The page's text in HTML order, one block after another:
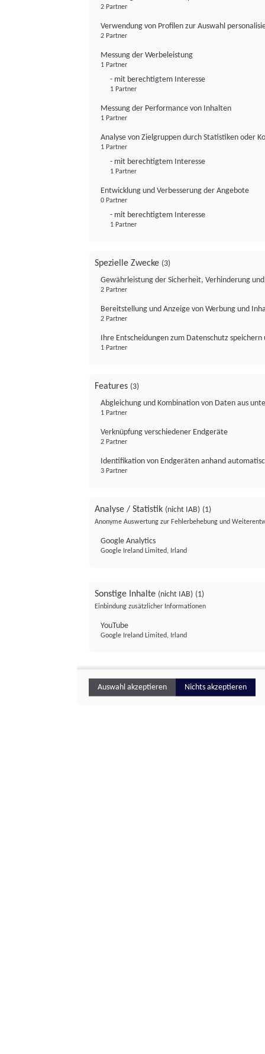
2 Partner
Verwendung von Profilen zur Auswahl
2 Partner
Messung der Werbeleistung
1 Partner
- mit berechtigtem Interesse
1 Partner
Messung der Performance von Inhalten
1 Partner
Analyse von Zielgruppen durch Statistiken oder
1 Partner
- mit berechtigtem Interesse
1 Partner
Entwicklung und Verbesserung der Angebote
0 Partner
- mit berechtigtem Interesse
1 Partner
Spezielle Zwecke (3)
Gewährleistung der Sicherheit, Verhinderung
2 Partner
Bereitstellung und Anzeige von Werbung und
2 Partner
Ihre Entscheidungen zum Datenschutz
1 Partner
Features (3)
Abgleichung und Kombination von Daten aus
1 Partner
Verknüpfung verschiedener Endgeräte
2 Partner
Identifikation von Endgeräten anhand
3 Partner
Analyse / Statistik (nicht IAB) (1)
Anonyme Auswertung zur Fehlerbehebung und
Google Analytics
Google Ireland Limited, Irland
Sonstige Inhalte (nicht IAB) (1)
Einbindung zusätzlicher Informationen
YouTube
Google Ireland Limited, Irland
Auswahl akzeptieren Nichts akzeptieren